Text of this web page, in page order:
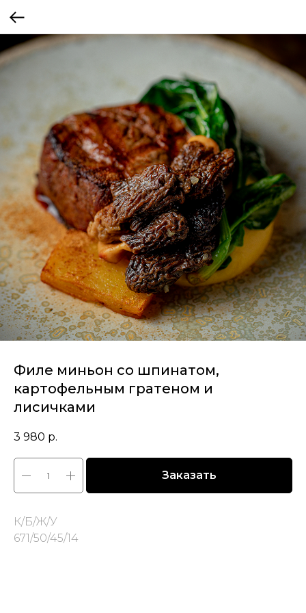
Филе миньон со шпинатом,
картофельным гратеном и
лисичками
3 980 р.
Заказать
К/Б/Ж/У
671/50/45/14